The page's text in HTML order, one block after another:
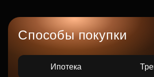
Способы покупки
Ипотека